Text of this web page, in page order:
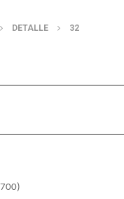
DETALLE 32